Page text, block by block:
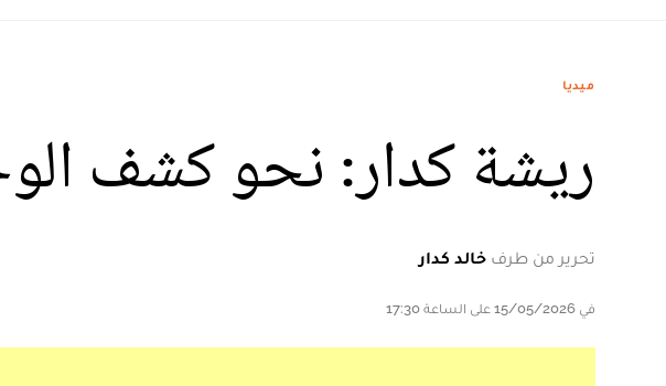
ميديا
ريشة كدار: نحو كشف
تحرير من طرف خالد كدار
في 15/05/2026 على الساعة 17:30